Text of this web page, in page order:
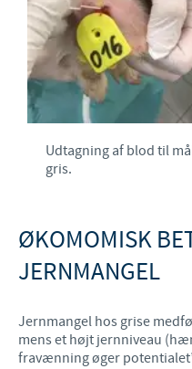
Udtagning af blod til
gris.
ØKOMOMISK
JERNMANGEL
Jernmangel hos grise
mens et højt jernniveau
fravænning øger